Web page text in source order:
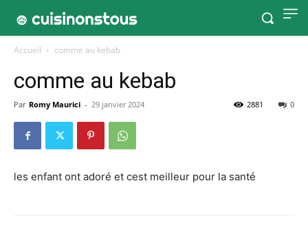
Accueil comme au kebab
comme au kebab
Par Romy Maurici - 29 janvier 2024 0
2881
les enfant ont adoré et cest meilleur pour la santé